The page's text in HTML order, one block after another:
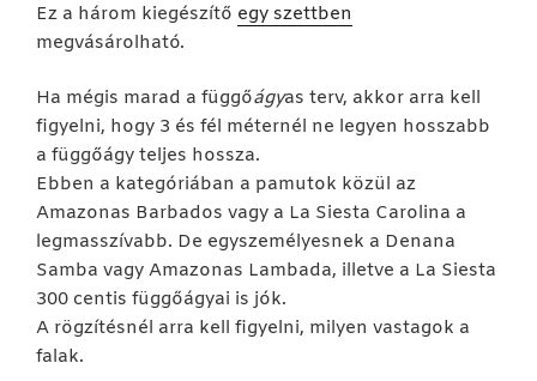
Ez a három kiegészítő egy szettben
megvásárolható.
Ha mégis marad a függőágyas terv, akkor arra kell
figyelni, hogy 3 és fél méternél ne legyen hosszabb
a függőágy teljes hossza.
Ebben a kategóriában a pamutok közül az
Amazonas Barbados vagy a La Siesta Carolina a
legmasszívabb. De egyszemélyesnek a Denana
Samba vagy Amazonas Lambada, illetve a La Siesta
300 centis függőágyai is jók.
A rögzítésnél arra kell figyelni, milyen vastagok a
falak.